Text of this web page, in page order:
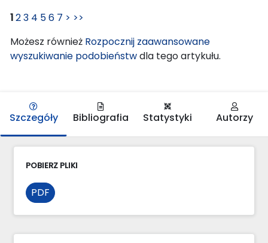
123 4 56 7 > >>
Możesz również Rozpocznij zaawansowane
wyszukiwanie podobieństwdla tego artykułu.
Szczegóły Bibliografia Statystyki Autorzy
POBIERZ PLIKI
PDF